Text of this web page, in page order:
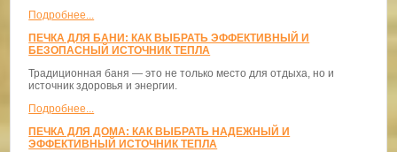
Подробнее...
ПЕЧКА ДЛЯ БАНИ: КАК ВЫБРАТЬ ЭФФЕКТИВНЫЙ И
БЕЗОПАСНЫЙ ИСТОЧНИК ТЕПЛА
Традиционная баня — это не только место для отдыха, но и
источник здоровья и энергии.
Подробнее...
ПЕЧКА ДЛЯ ДОМА: КАК ВЫБРАТЬ НАДЕЖНЫЙ И
ЭФФЕКТИВНЫЙ ИСТОЧНИК ТЕПЛА